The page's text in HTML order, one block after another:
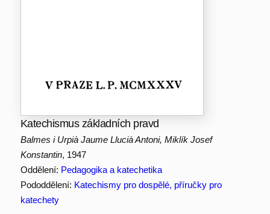
Katechismus základních pravd
Balmes i Urpià Jaume Llucià Antoni, Miklík Josef
Konstantin, 1947
Oddělení: Pedagogika a katechetika
Pododdělení: Katechismy pro dospělé, příručky pro
katechety